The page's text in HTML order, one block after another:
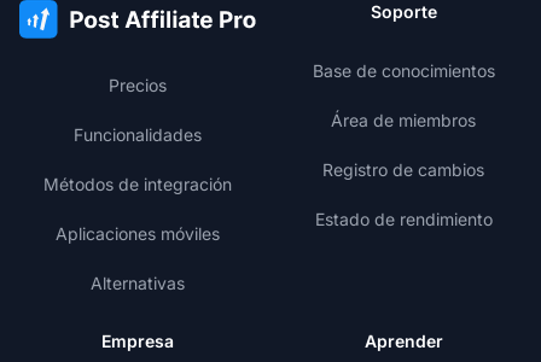
Precios
Funcionalidades
Métodos de integración
Aplicaciones móviles
Alternativas
Soporte
Base de conocimientos
Área de miembros
Registro de cambios
Estado de rendimiento
Empresa Aprender